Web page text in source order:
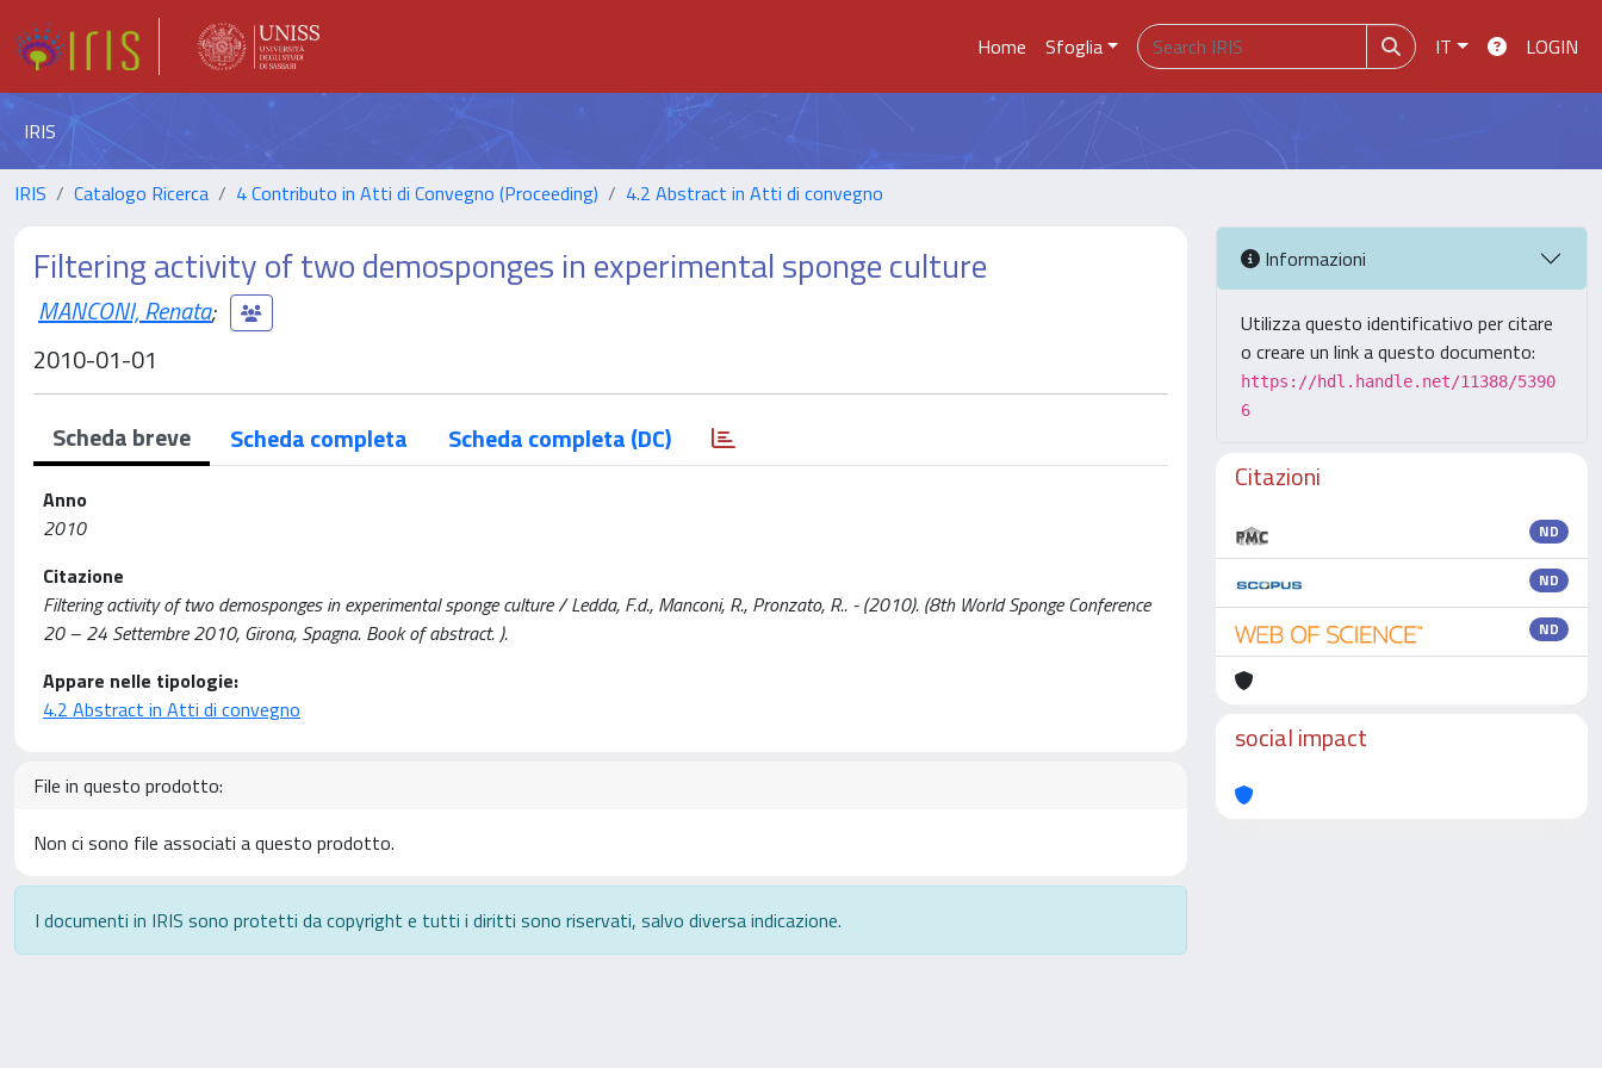
Home Sfoglia IT LOGIN
IRIS
IRIS Catalogo Ricerca 4 Contributo in Atti di Convegno (Proceeding) 4.2 Abstract in Atti di convegno
Filtering activity of two demosponges in experimental sponge culture
MANCONI, Renata;
2010-01-01
Scheda breve Scheda completa Scheda completa (DC)
Anno
2010
Citazione
Filtering activity of two demosponges in experimental sponge culture / Ledda, F.d., Manconi, R., Pronzato, R.. - (2010). (8th World Sponge Conference
20 – 24 Settembre 2010, Girona, Spagna. Book of abstract. ).
Appare nelle tipologie:
4.2 Abstract in Atti di convegno
File in questo prodotto:
Non ci sono file associati a questo prodotto.
I documenti in IRIS sono protetti da copyright e tutti i diritti sono riservati, salvo diversa indicazione.
Informazioni
Utilizza questo identificativo per citare
o creare un link a questo documento:
https://hdl.handle.net/11388/5390
6
Citazioni
ND
ND
ND
social impact